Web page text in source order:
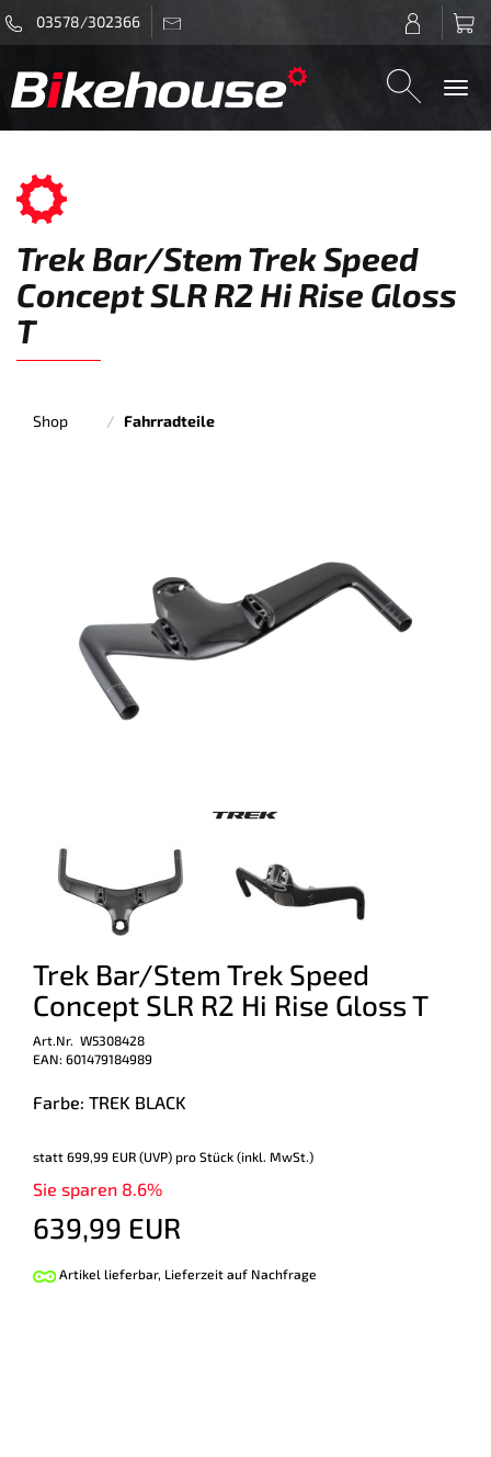
03578/302366
Trek Bar/Stem Trek Speed
Concept SLR R2 Hi Rise Gloss
T
Shop Fahrradteile
Trek Bar/Stem Trek Speed
Concept SLR R2 Hi Rise Gloss T
Art.Nr. W5308428
EAN: 601479184989
Farbe: TREK BLACK
statt 699,99 EUR (UVP) pro Stück (inkl. MwSt.)
Sie sparen 8.6%
639,99 EUR
Artikel lieferbar, Lieferzeit auf Nachfrage